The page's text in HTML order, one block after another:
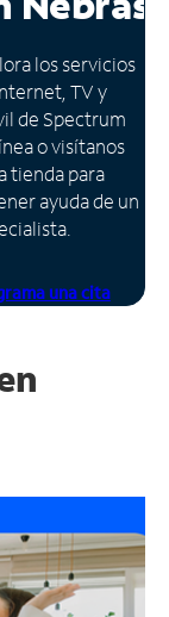
los servicios
TV y
de Spectrum
o visítanos
tienda para
ayuda de un
una cita